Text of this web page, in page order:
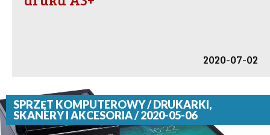
2020-07-02
SPRZĘT KOMPUTEROWY / DRUKARKI,
SKANERY I AKCESORIA / 2020-05-06